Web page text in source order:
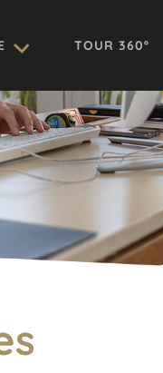
TOUR 360º